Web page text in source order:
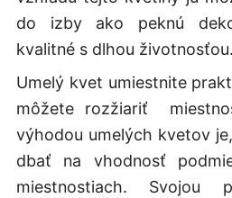
do izby ako peknú
kvalitné s dlhou životnosťou.
Umelý kvet umiestnite
môžete rozžiariť
výhodou umelých kvetov
dbať na vhodnosť
miestnostiach. Svojou